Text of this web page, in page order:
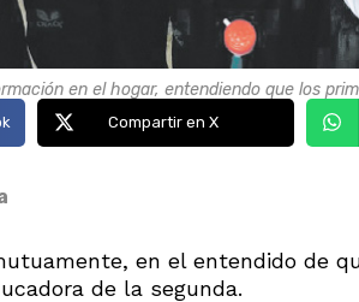
en el hogar, entendiendo que los
Compartir en X
en el entendido de
de la segunda.